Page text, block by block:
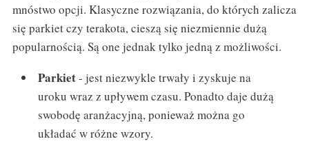
mnóstwo opcji. Klasyczne rozwiązania, do których zalicza
się parkiet czy terakota, cieszą się niezmiennie dużą
popularnością. Są one jednak tylko jedną z możliwości.
Parkiet- jest niezwykle trwały i zyskuje na
uroku wraz z upływem czasu. Ponadto daje dużą
swobodę aranżacyjną, ponieważ można go
układać w różne wzory.